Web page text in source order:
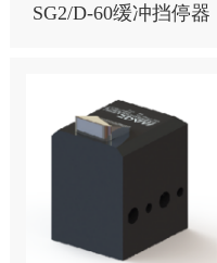
SG2/D-60缓冲挡停器